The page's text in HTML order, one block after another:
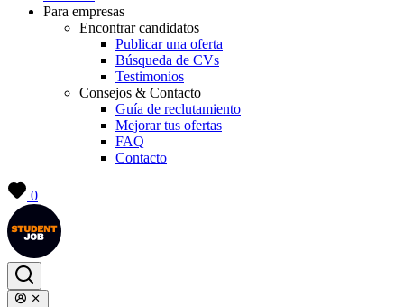
Para empresas
Encontrar candidatos
Publicar una oferta
Búsqueda de CVs
Testimonios
Consejos & Contacto
Guía de reclutamiento
Mejorar tus ofertas
FAQ
Contacto
0